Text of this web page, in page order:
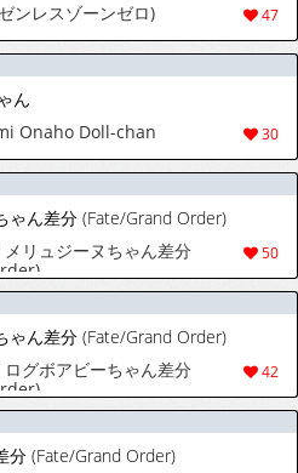
47
ンレスゾーンゼロ)
ん
30
Onaho Doll-chan
ゃん差分 (Fate/Grand Order)
50
リュジーヌちゃん差分
ゃん差分 (Fate/Grand Order)
42
グボアビーちゃん差分
分 (Fate/Grand Order)